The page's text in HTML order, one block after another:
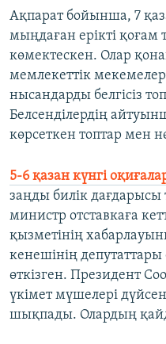
Ақпарат бойынша, 7
мыңдаған ерікті қоғам
көмектескен. Олар
мемлекеттік мекемелер
нысандарды белгісіз
Белсенділердің
көрсеткен топтар мен
5-6 қазан күнгі
заңды билік
министр отставкаға
қызметінің
кенешінің
өткізген. Президент
үкімет мүшелері
шықпады. Олардың